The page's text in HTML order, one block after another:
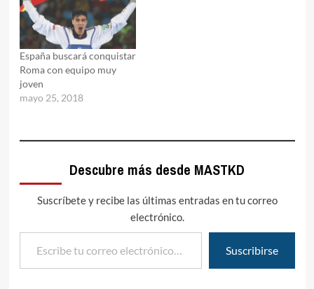
España buscará conquistar
Roma con equipo muy
joven
mayo 25, 2018
Descubre más desde MASTKD
Suscríbete y recibe las últimas entradas en tu correo
electrónico.
Escribe tu correo electrónico…
Suscribirse